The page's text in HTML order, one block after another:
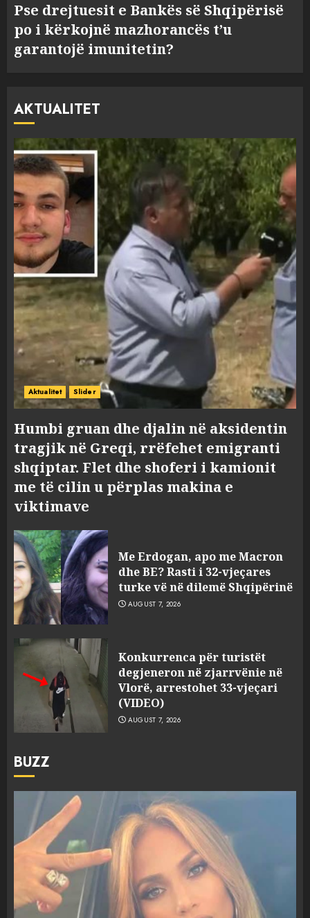
Pse drejtuesit e Bankës së Shqipërisë
po i kërkojnë mazhorancës t’u
garantojë imunitetin?
AKTUALITET
Aktualitet Slider
Humbi gruan dhe djalin në aksidentin
tragjik në Greqi, rrëfehet emigranti
shqiptar. Flet dhe shoferi i kamionit
me të cilin u përplas makina e
viktimave
Me Erdogan, apo me Macron
dhe BE? Rasti i 32-vjeçares
turke vë në dilemë Shqipërinë
AUGUST 7, 2026
Konkurrenca për turistët
degjeneron në zjarrvënie në
Vlorë, arrestohet 33-vjeçari
(VIDEO)
AUGUST 7, 2026
BUZZ